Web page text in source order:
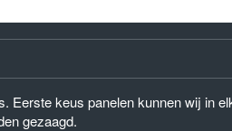
keus panelen kunnen wij in
gezaagd.